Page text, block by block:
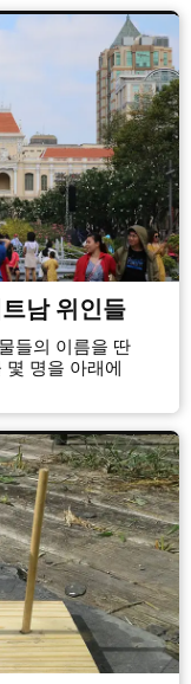
남 위인들
들의 이름을 딴
명을 아래에